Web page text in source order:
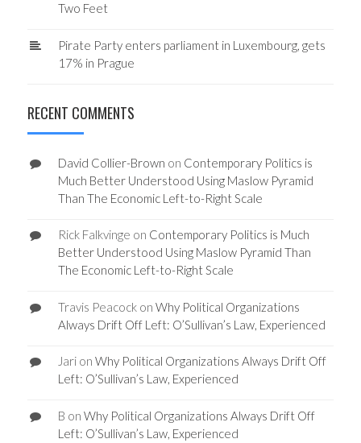
Two Feet
Pirate Party enters parliament in Luxembourg, gets
17% in Prague
RECENT COMMENTS
David Collier-Brown on Contemporary Politics is
Much Better Understood Using Maslow Pyramid
Than The Economic Left-to-Right Scale
Rick Falkvinge on Contemporary Politics is Much
Better Understood Using Maslow Pyramid Than
The Economic Left-to-Right Scale
Travis Peacockon Why Political Organizations
Always Drift Off Left: O’Sullivan’s Law, Experienced
Jarion Why Political Organizations Always Drift Off
Left: O’Sullivan’s Law, Experienced
B on Why Political Organizations Always Drift Off
Left: O’Sullivan’s Law, Experienced